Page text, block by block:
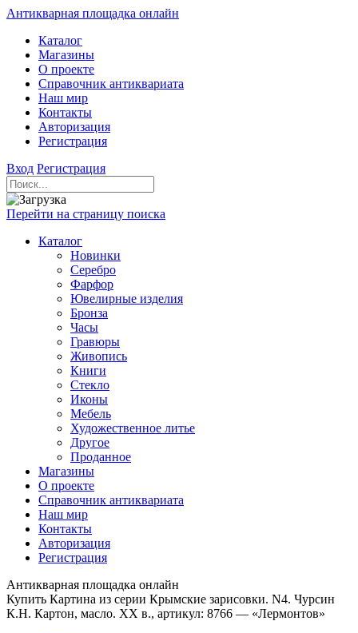
Антикварная площадка онлайн
Каталог
Магазины
О проекте
Справочник антиквариата
Наш мир
Контакты
Авторизация
Регистрация
Вход Регистрация
Перейти на страницу поиска
Каталог
Новинки
Серебро
Фарфор
Ювелирные изделия
Бронза
Часы
Гравюры
Живопись
Книги
Стекло
Иконы
Мебель
Художественное литье
Другое
Проданное
Магазины
О проекте
Справочник антиквариата
Наш мир
Контакты
Авторизация
Регистрация
Антикварная площадка онлайн
Купить Картина из серии Крымские зарисовки. N4. Чурсин
К.Н. Картон, масло. XX в., артикул: 8766 — «Лермонтов»